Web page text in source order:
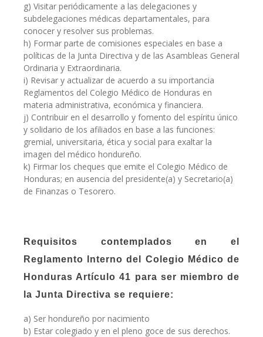
g) Visitar periódicamente a las delegaciones y
subdelegaciones médicas departamentales, para
conocer y resolver sus problemas.
h) Formar parte de comisiones especiales en base a
políticas de la Junta Directiva y de las Asambleas General
Ordinaria y Extraordinaria.
i) Revisar y actualizar de acuerdo a su importancia
Reglamentos del Colegio Médico de Honduras en
materia administrativa, económica y financiera.
j) Contribuir en el desarrollo y fomento del espíritu único
y solidario de los afiliados en base a las funciones:
gremial, universitaria, ética y social para exaltar la
imagen del médico hondureño.
k) Firmar los cheques que emite el Colegio Médico de
Honduras; en ausencia del presidente(a) y Secretario(a)
de Finanzas o Tesorero.
Requisitos contemplados en el
Reglamento Interno del Colegio Médico de
Honduras Artículo 41 para ser miembro de
la Junta Directiva se requiere:
a) Ser hondureño por nacimiento
b) Estar colegiado y en el pleno goce de sus derechos.